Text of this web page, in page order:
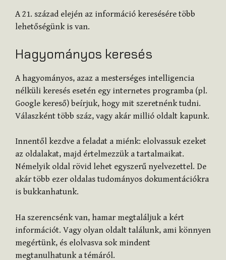
A 21. század elején az információ keresésére több
lehetőségünk is van.
Hagyományos keresés
A hagyományos, azaz a mesterséges intelligencia
nélküli keresés esetén egy internetes programba (pl.
Google kereső) beírjuk, hogy mit szeretnénk tudni.
Válaszként több száz, vagy akár millió oldalt kapunk.
Innentől kezdve a feladat a miénk: elolvassuk ezeket
az oldalakat, majd értelmezzük a tartalmaikat.
Némelyik oldal rövid lehet egyszerű nyelvezettel. De
akár több ezer oldalas tudományos dokumentációkra
is bukkanhatunk.
Ha szerencsénk van, hamar megtaláljuk a kért
információt. Vagy olyan oldalt találunk, ami könnyen
megértünk, és elolvasva sok mindent
megtanulhatunk a témáról.